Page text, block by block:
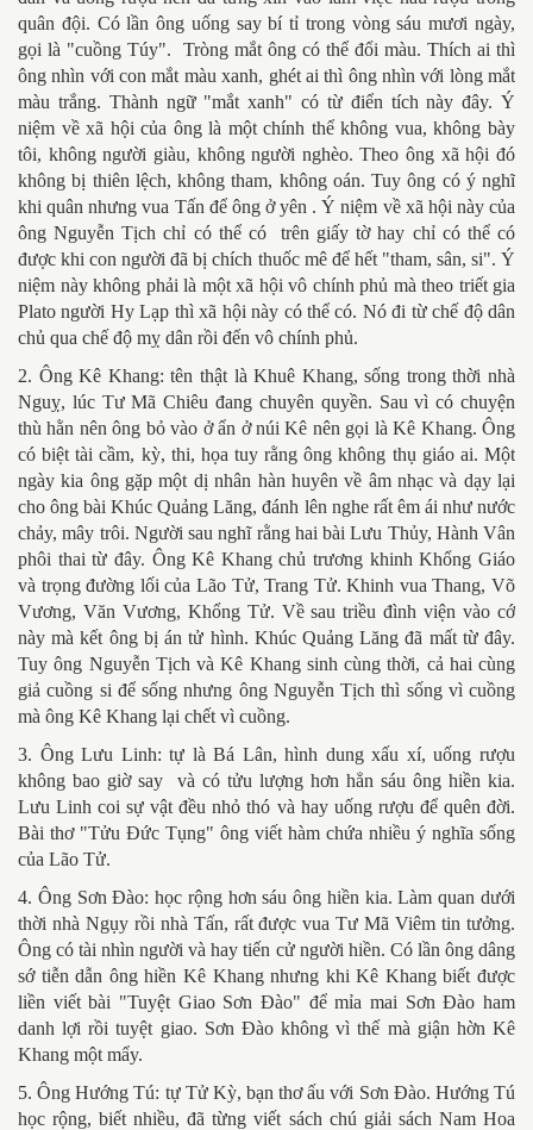
quân đội. Có lần ông uống say bí tỉ trong vòng sáu mươi ngày,
gọi là "cuồng Túy". Tròng mắt ông có thể đổi màu. Thích ai thì
ông nhìn với con mắt màu xanh, ghét ai thì ông nhìn với lòng mắt
màu trắng. Thành ngữ "mắt xanh" có từ điển tích này đây. Ý
niệm về xã hội của ông là một chính thể không vua, không bày
tôi, không người giàu, không người nghèo. Theo ông xã hội đó
không bị thiên lệch, không tham, không oán. Tuy ông có ý nghĩ
khi quân nhưng vua Tấn để ông ở yên . Ý niệm về xã hội này của
ông Nguyễn Tịch chỉ có thể có trên giấy tờ hay chỉ có thể có
được khi con người đã bị chích thuốc mê để hết "tham, sân, si". Ý
niệm này không phải là một xã hội vô chính phủ mà theo triết gia
Plato người Hy Lạp thì xã hội này có thể có. Nó đi từ chế độ dân
chủ qua chế độ mỵ dân rồi đến vô chính phủ.
2. Ông Kê Khang: tên thật là Khuê Khang, sống trong thời nhà
Nguỵ, lúc Tư Mã Chiêu đang chuyên quyền. Sau vì có chuyện
thù hằn nên ông bỏ vào ở ẩn ở núi Kê nên gọi là Kê Khang. Ông
có biệt tài cầm, kỳ, thi, họa tuy rằng ông không thụ giáo ai. Một
ngày kia ông gặp một dị nhân hàn huyên về âm nhạc và dạy lại
cho ông bài Khúc Quảng Lăng, đánh lên nghe rất êm ái như nước
chảy, mây trôi. Người sau nghĩ rằng hai bài Lưu Thủy, Hành Vân
phôi thai từ đây. Ông Kê Khang chủ trương khinh Khổng Giáo
và trọng đường lối của Lão Tử, Trang Tử. Khinh vua Thang, Võ
Vương, Văn Vương, Khổng Tử. Về sau triều đình viện vào cớ
này mà kết ông bị án tử hình. Khúc Quảng Lăng đã mất từ đây.
Tuy ông Nguyễn Tịch và Kê Khang sinh cùng thời, cả hai cùng
giả cuồng si để sống nhưng ông Nguyễn Tịch thì sống vì cuồng
mà ông Kê Khang lại chết vì cuồng.
3. Ông Lưu Linh: tự là Bá Lân, hình dung xấu xí, uống rượu
không bao giờ say và có tửu lượng hơn hẳn sáu ông hiền kia.
Lưu Linh coi sự vật đều nhỏ thó và hay uống rượu để quên đời.
Bài thơ "Tửu Đức Tụng" ông viết hàm chứa nhiều ý nghĩa sống
của Lão Tử.
4. Ông Sơn Đào: học rộng hơn sáu ông hiền kia. Làm quan dưới
thời nhà Ngụy rồi nhà Tấn, rất được vua Tư Mã Viêm tin tưởng.
Ông có tài nhìn người và hay tiến cử người hiền. Có lần ông dâng
sớ tiễn dẫn ông hiền Kê Khang nhưng khi Kê Khang biết được
liền viết bài "Tuyệt Giao Sơn Đào" để mỉa mai Sơn Đào ham
danh lợi rồi tuyệt giao. Sơn Đào không vì thế mà giận hờn Kê
Khang một mẩy.
5. Ông Hướng Tú: tự Tử Kỳ, bạn thơ ấu với Sơn Đào. Hướng Tú
học rộng, biết nhiều, đã từng viết sách chú giải sách Nam Hoa